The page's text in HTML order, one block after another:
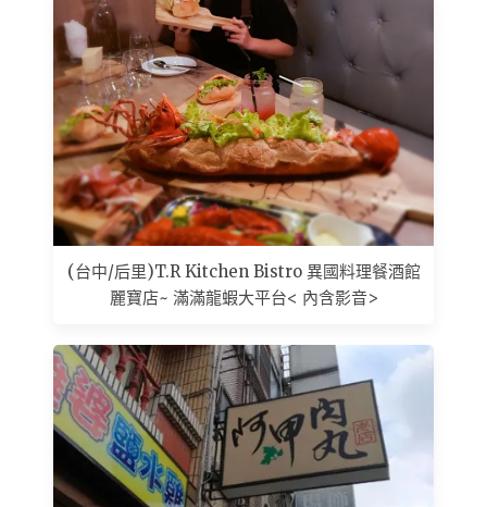
(台中/后里)T.R Kitchen Bistro 異國料理餐酒館
麗寶店~ 滿滿龍蝦大平台< 內含影音>